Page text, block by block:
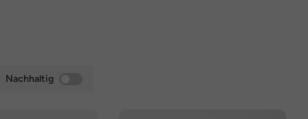
Nachhaltig